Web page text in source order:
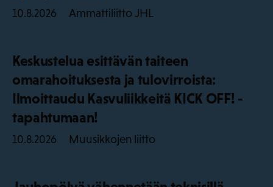
10.8.2026 Ammattiliitto JHL
Keskustelua esittävän taiteen
omarahoituksesta ja tulovirroista:
Ilmoittaudu Kasvuliikkeitä KICK OFF! -
tapahtumaan!
10.8.2026 Muusikkojen liitto